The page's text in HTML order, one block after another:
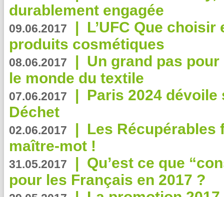
durablement engagée
09.06.2017 | L’UFC Que
produits cosmétiques
08.06.2017 | Un grand pas
le monde du textile
07.06.2017 | Paris 2024
Déchet
02.06.2017 | Les Récupérables
maître-mot !
31.05.2017 | Qu’est ce que
pour les Français en 2017 ?